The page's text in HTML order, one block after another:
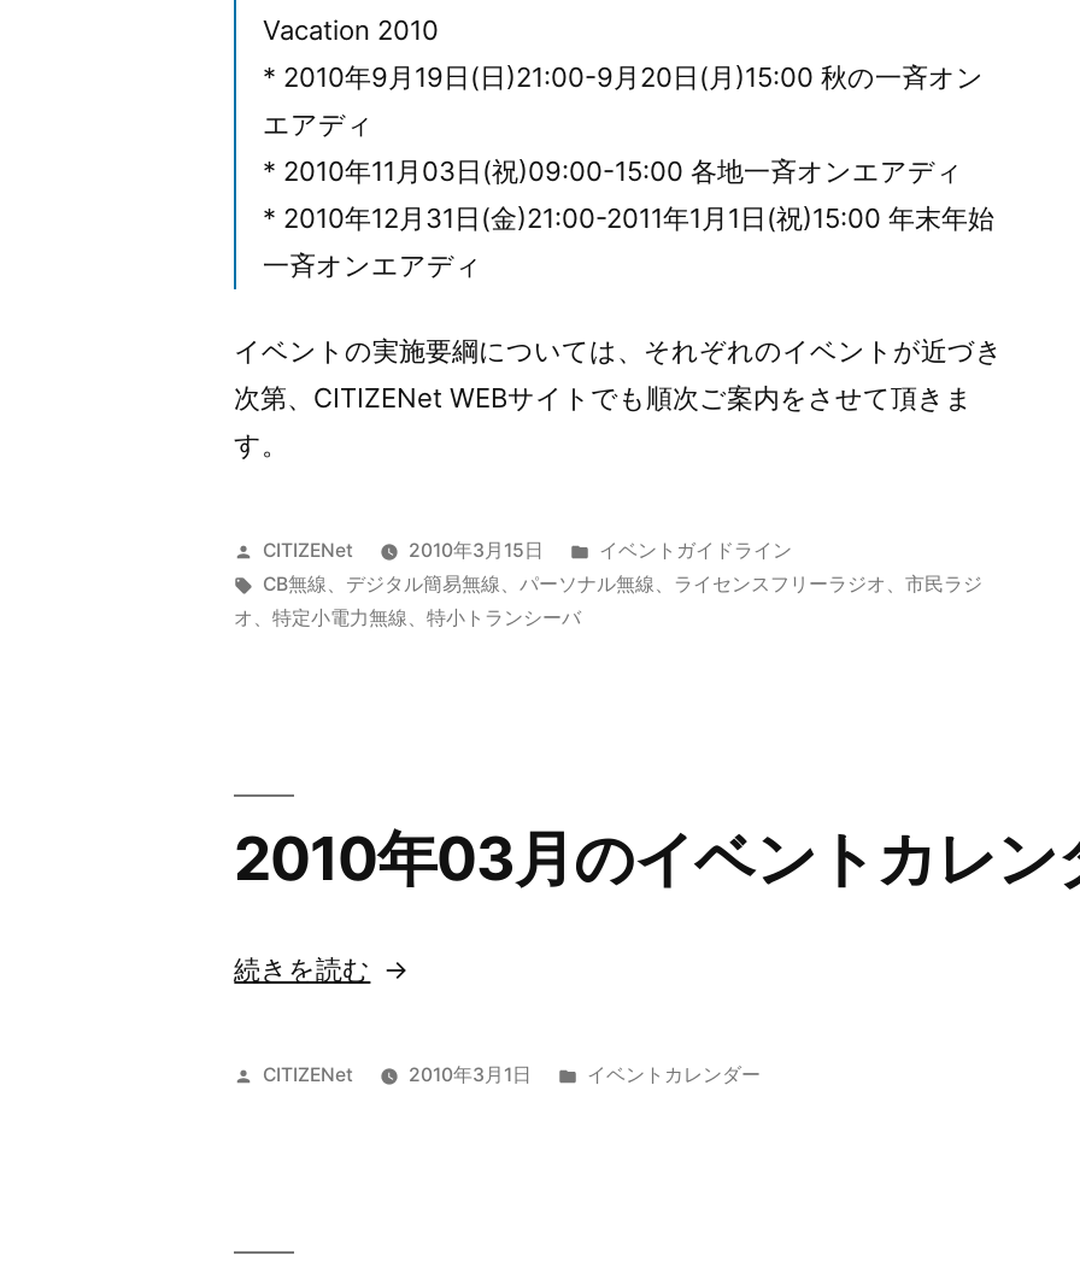
Vacation 2010
* 2010年9月19日(日)21:00-9月20日(月)15:00 秋の一斉オン
エアディ
* 2010年11月03日(祝)09:00-15:00 各地一斉オンエアディ
* 2010年12月31日(金)21:00-2011年1月1日(祝)15:00 年末年始
一斉オンエアディ
イベントの実施要綱については、それぞれのイベントが近づき
次第、CITIZENet WEBサイトでも順次ご案内をさせて頂きま
す。
投
稿
者:
CITIZENet 2010年3月15日
カ
テ
イベントガイドライン
タ
グ:
CB無線、 デジタル簡易無線、パーソナル無線、 ライセンスフリーラジオ 、市民ラジ
オ 、特定小電力無線、特小トランシーバ
2010年03月のイベントカレン
“2010
03
ベ
続きを読む
投
CITIZENet 2010年3月1日
カ
イベントカレンダー